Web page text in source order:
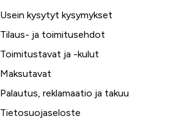
Usein kysytyt kysymykset
Tilaus- ja toimitusehdot
Toimitustavat ja -kulut
Maksutavat
Palautus, reklamaatio ja takuu
Tietosuojaseloste